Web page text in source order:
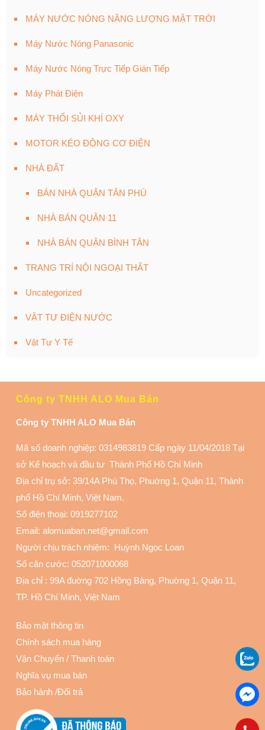
MÁY NƯỚC NÓNG NĂNG LƯỢNG MẶT TRỜI
Máy Nước Nóng Panasonic
Máy Nước Nóng Trực Tiếp Gián Tiếp
Máy Phát Điện
MÁY THỔI SỦI KHÍ OXY
MOTOR KÉO ĐỘNG CƠ ĐIỆN
NHÀ ĐẤT
BÁN NHÀ QUẬN TÂN PHÚ
NHÀ BÁN QUẬN 11
NHÀ BÁN QUẬN BÌNH TÂN
TRANG TRÍ NỘI NGOẠI THẤT
Uncategorized
VẬT TƯ ĐIỆN NƯỚC
Vật Tư Y Tế
Công ty TNHH ALO Mua Bán
Công ty TNHH ALO Mua Bán
Mã số doanh nghiệp: 0314983819 Cấp ngày 11/04/2018 Tại
sở Kế hoạch và đầu tư Thành Phố Hồ Chí Minh
Địa chỉ trụ sở: 39/14A Phú Thọ, Phuờng 1, Quận 11, Thành
phố Hồ Chí Minh, Việt Nam.
Số điện thoại: 0919277102
Email: alomuaban.net@gmail.com
Người chịu trách nhiệm: Huỳnh Ngọc Loan
Số căn cước: 052071000068
Địa chỉ : 99A đuờng 702 Hồng Bàng, Phuờng 1, Quận 11,
TP. Hồ Chí Minh, Việt Nam
Bảo mật thông tin
Chính sách mua hàng
Vận Chuyển / Thanh toán
Nghĩa vụ mua bán
Bảo hành /Đổi trả